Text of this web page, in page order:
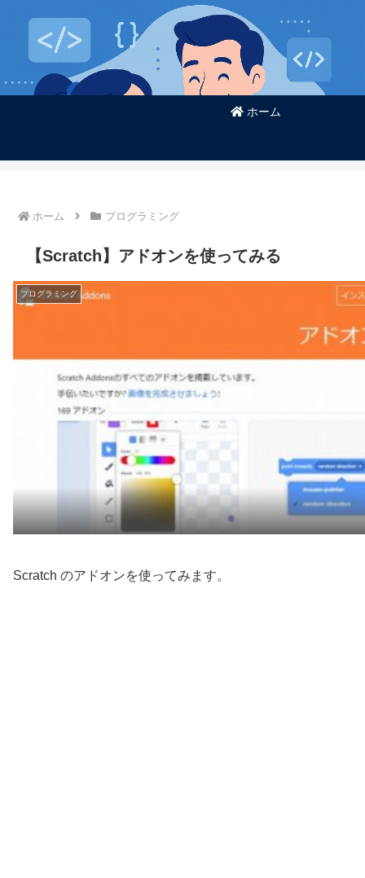
ホーム
ホーム プログラミング
【Scratch】アドオンを使ってみる
プログラミング
Scratch のアドオンを使ってみます。